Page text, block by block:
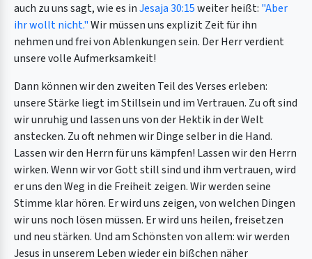
auch zu uns sagt, wie es inJesaja 30:15weiter heißt: "Aber
ihr wollt nicht."Wir müssen uns explizit Zeit für ihn
nehmen und frei von Ablenkungen sein. Der Herr verdient
unsere volle Aufmerksamkeit!
Dann können wir den zweiten Teil des Verses erleben:
unsere Stärke liegt im Stillsein und im Vertrauen. Zu oft sind
wir unruhig und lassen uns von der Hektik in der Welt
anstecken. Zu oft nehmen wir Dinge selber in die Hand.
Lassen wir den Herrn für uns kämpfen! Lassen wir den Herrn
wirken. Wenn wir vor Gott still sind und ihm vertrauen, wird
er uns den Weg in die Freiheit zeigen. Wir werden seine
Stimme klar hören. Er wird uns zeigen, von welchen Dingen
wir uns noch lösen müssen. Er wird uns heilen, freisetzen
und neu stärken. Und am Schönsten von allem: wir werden
Jesus in unserem Leben wieder ein bißchen näher